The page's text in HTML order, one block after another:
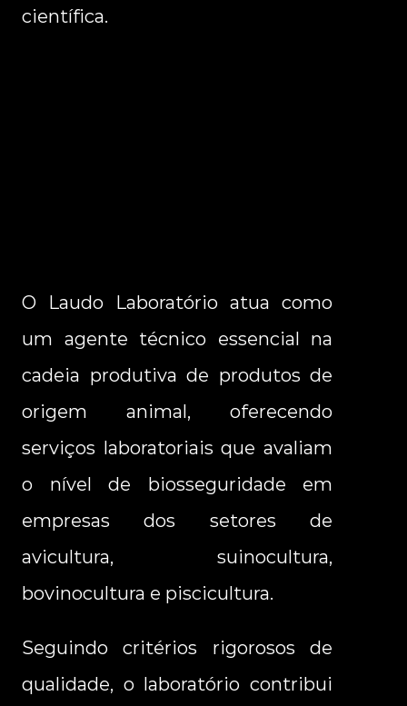
científica.
O Laudo Laboratório atua como
um agente técnico essencial na
cadeia produtiva de produtos de
origem animal, oferecendo
serviços laboratoriais que avaliam
o nível de biosseguridade em
empresas dos setores de
avicultura, suinocultura,
bovinocultura e piscicultura.
Seguindo critérios rigorosos de
qualidade, o laboratório contribui